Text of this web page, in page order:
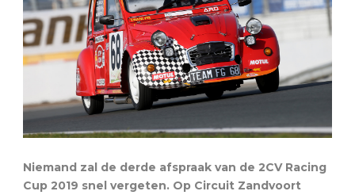
Niemand zal de derde afspraak van de 2CV Racing
Cup 2019 snel vergeten. Op Circuit Zandvoort